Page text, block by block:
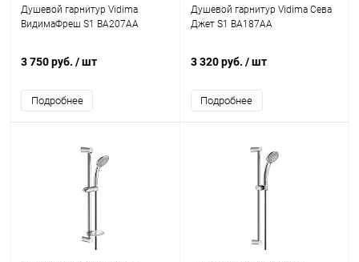
Душевой гарнитур Vidima
ВидимаФреш S1 BA207AA
3 750 руб. / шт
Подробнее
Душевой гарнитур Vidima Сева
Джет S1 BA187AA
3 320 руб. / шт
Подробнее